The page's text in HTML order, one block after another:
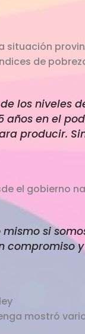
situación
de
los niveles
años en el
producir.
el gobierno
mismo si
compromiso
mostró